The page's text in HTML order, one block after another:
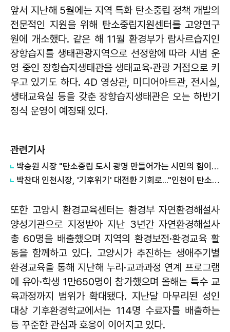
앞서 지난해 5월에는 지역 특화 탄소중립 정책 개발의
전문적인 지원을 위해 탄소중립지원센터를 고양연구
원에 개소했다. 같은 해 11월 환경부가 람사르습지인
장항습지를 생태관광지역으로 선정함에 따라 시범 운
영 중인 장항습지생태관을 생태교육·관광 거점으로 키
우고 있기도 하다. 4D 영상관, 미디어아트관, 전시실,
생태교육실 등을 갖춘 장항습지생태관은 오는 하반기
정식 운영이 예정돼 있다.
관련기사
박승원 시장 "탄소중립 도시 광명 만들어가는 시민의 힘이자 의미 있는 성과"
박찬대 인천시장, '기후위기' 대전환 기회로..."인천이 탄소중립 표준 세울 것"
또한 고양시 환경교육센터는 환경부 자연환경해설사
양성기관으로 지정받아 지난 3년간 자연환경해설사
총 60명을 배출했으며 지역의 환경보전·환경교육 활
동을 함께하고 있다. 고양시가 추진하는 생애주기별
환경교육을 통해 지난해 누리·교과과정 연계 프로그램
에 유아·학생 1만650명이 참가했으며 올해는 특수 교
육과정까지 범위가 확대됐다. 지난달 마무리된 성인
대상 기후환경학교에서는 114명 수료자를 배출하는
등 꾸준한 관심과 호응이 이어지고 있다.